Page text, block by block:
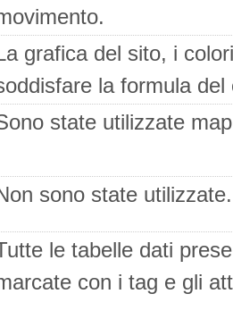
grafica del sito, i
la formula
state utilizzate
sono state utilizzate.
le tabelle dati
con i tag e gli